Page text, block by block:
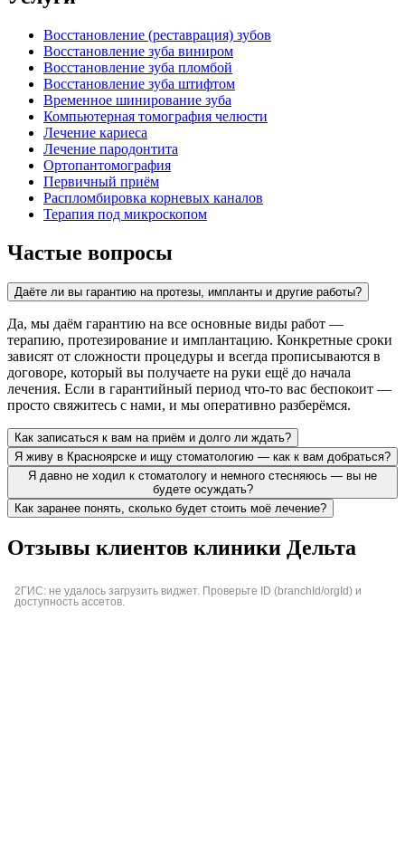
Восстановление (реставрация) зубов
Восстановление зуба виниром
Восстановление зуба пломбой
Восстановление зуба штифтом
Временное шинирование зуба
Компьютерная томография челюсти
Лечение кариеса
Лечение пародонтита
Ортопантомография
Первичный приём
Распломбировка корневых каналов
Терапия под микроскопом
Частые вопросы
Даёте ли вы гарантию на протезы, импланты и другие работы?
Да, мы даём гарантию на все основные виды работ —
терапию, протезирование и имплантацию. Конкретные сроки
зависят от сложности процедуры и всегда прописываются в
договоре, который вы получаете на руки ещё до начала
лечения. Если в гарантийный период что-то вас беспокоит —
просто свяжитесь с нами, и мы оперативно разберёмся.
Как записаться к вам на приём и долго ли ждать?
Я живу в Красноярске и ищу стоматологию — как к вам добраться?
Я давно не ходил к стоматологу и немного стесняюсь — вы не
будете осуждать?
Как заранее понять, сколько будет стоить моё лечение?
Отзывы клиентов клиники Дельта